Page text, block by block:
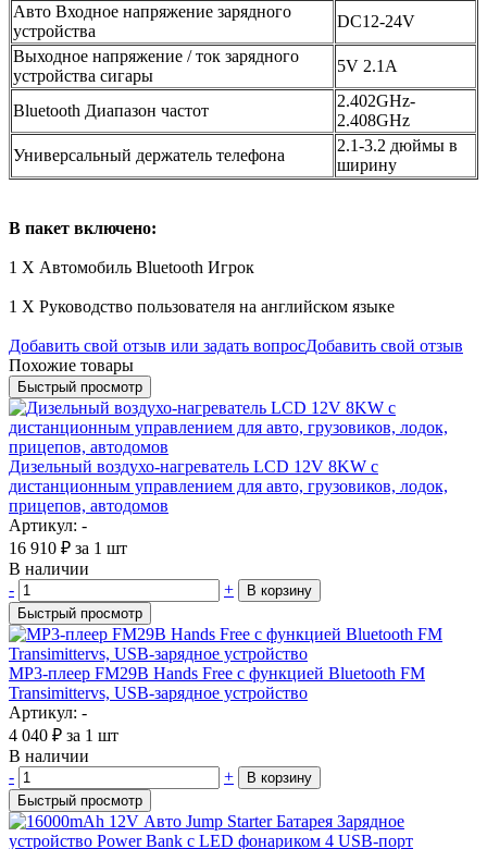
Авто Входное напряжение зарядного
устройства
DC12-24V
Выходное напряжение / ток зарядного
устройства сигары
5V 2.1A
Bluetooth Диапазон частот
2.402GHz-
2.408GHz
Универсальный держатель телефона
2.1-3.2 дюймы в
ширину
В пакет включено:
1 X Автомобиль Bluetooth Игрок
1 X Руководство пользователя на английском языке
Добавить свой отзыв или задать вопросДобавить свой отзыв
Похожие товары
Быстрый просмотр
Дизельный воздухо-нагреватель LCD 12V 8KW с
дистанционным управлением для авто, грузовиков, лодок,
прицепов, автодомов
Артикул: -
16 910 ₽ за 1 шт
В наличии
-
+
В корзину
Быстрый просмотр
MP3-плеер FM29B Hands Free с функцией Bluetooth FM
Transimittervs, USB-зарядное устройство
Артикул: -
4 040 ₽ за 1 шт
В наличии
-
+
В корзину
Быстрый просмотр